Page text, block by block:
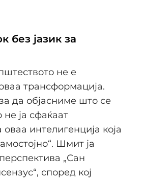
без јазик за
не е
трансформација.
да објасниме што се
не ја сфаќаат
интелигенција која
Шмит ја
„Сан
според кој